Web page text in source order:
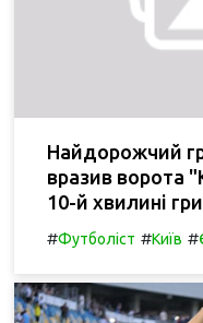
Найдорожчий
вразив ворота
10-й хвилині
#Футболіст #Київ #